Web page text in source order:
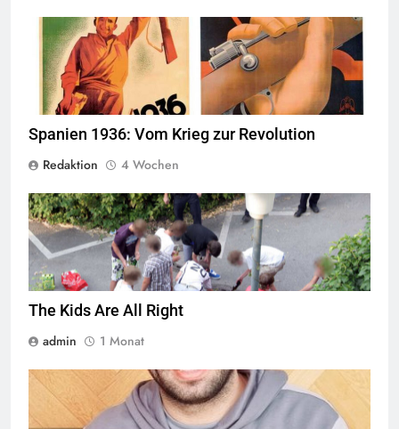
© Wikimedia Commons Quelle
Spanien 1936: Vom Krieg zur Revolution
Redaktion
4 Wochen
Jugendliche verlieren im öffentlichen Raum zunehmend ihre
Freiheiten,Quelle © Armin KübelbeckCC-BY-SA-3.0
The Kids Are All Right
admin
1 Monat
© Twitter Mustafa ayyash